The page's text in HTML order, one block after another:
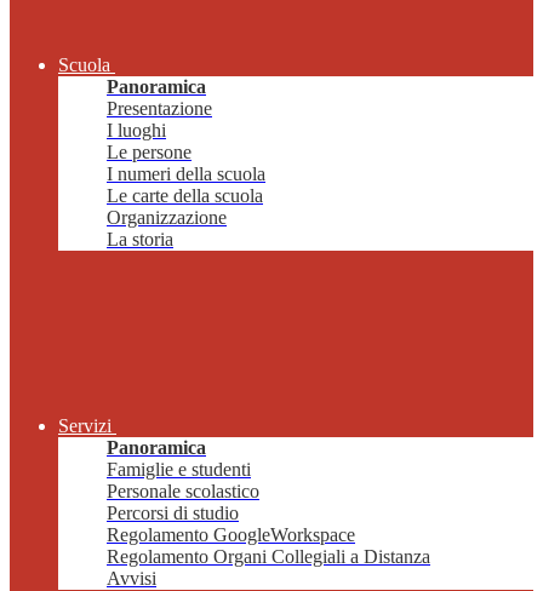
Scuola
Panoramica
Presentazione
I luoghi
Le persone
I numeri della scuola
Le carte della scuola
Organizzazione
La storia
Servizi
Panoramica
Famiglie e studenti
Personale scolastico
Percorsi di studio
Regolamento GoogleWorkspace
Regolamento Organi Collegiali a Distanza
Avvisi